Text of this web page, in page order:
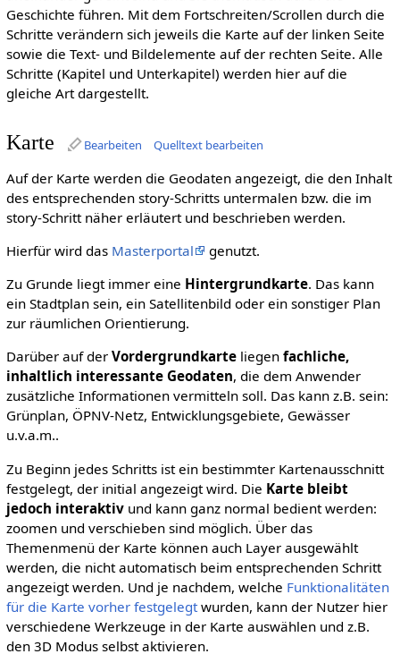
Geschichte führen. Mit dem Fortschreiten/Scrollen durch die
Schritte verändern sich jeweils die Karte auf der linken Seite
sowie die Text- und Bildelemente auf der rechten Seite. Alle
Schritte (Kapitel und Unterkapitel) werden hier auf die
gleiche Art dargestellt.
Karte Bearbeiten Quelltext bearbeiten
Auf der Karte werden die Geodaten angezeigt, die den Inhalt
des entsprechenden story-Schritts untermalen bzw. die im
story-Schritt näher erläutert und beschrieben werden.
Hierfür wird das Masterportal
genutzt.
Zu Grunde liegt immer eine Hintergrundkarte. Das kann
ein Stadtplan sein, ein Satellitenbild oder ein sonstiger Plan
zur räumlichen Orientierung.
Darüber auf der Vordergrundkarteliegen fachliche,
inhaltlich interessante Geodaten, die dem Anwender
zusätzliche Informationen vermitteln soll. Das kann z.B. sein:
Grünplan, ÖPNV-Netz, Entwicklungsgebiete, Gewässer
u.v.a.m..
Zu Beginn jedes Schritts ist ein bestimmter Kartenausschnitt
festgelegt, der initial angezeigt wird. Die Karte bleibt
jedoch interaktivund kann ganz normal bedient werden:
zoomen und verschieben sind möglich. Über das
Themenmenü der Karte können auch Layer ausgewählt
werden, die nicht automatisch beim entsprechenden Schritt
angezeigt werden. Und je nachdem, welche Funktionalitäten
für die Karte vorher festgelegtwurden, kann der Nutzer hier
verschiedene Werkzeuge in der Karte auswählen und z.B.
den 3D Modus selbst aktivieren.